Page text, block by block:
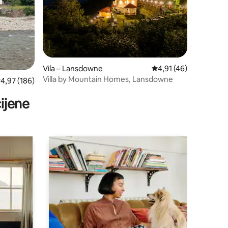
ocjena: 4,97/5, recenzija: 186
4,97 (186)
Vila – Lansdowne Prosječna ocjena:
4,91 (46)
Villa by Mountain Homes, Lansdowne